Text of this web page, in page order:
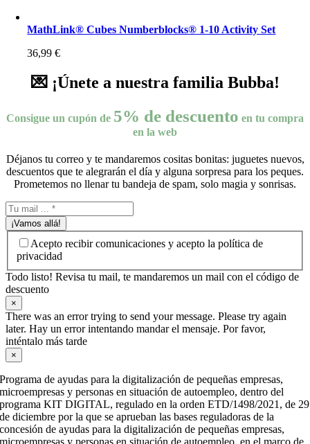
MathLink® Cubes Numberblocks® 1-10 Activity Set
36,99€
💌 ¡Únete a nuestra familia Bubba!
Consigue un cupón de 5% de descuento en tu compra
en la web
Déjanos tu correo y te mandaremos cositas bonitas: juguetes nuevos,
descuentos que te alegrarán el día y alguna sorpresa para los peques.
Prometemos no llenar tu bandeja de spam, solo magia y sonrisas.
¡Vamos allá!
Acepto recibir comunicaciones y acepto la política de
privacidad
Todo listo! Revisa tu mail, te mandaremos un mail con el código de
descuento
×
There was an error trying to send your message. Please try again
later. Hay un error intentando mandar el mensaje. Por favor,
inténtalo más tarde
×
Programa de ayudas para la digitalización de pequeñas empresas,
microempresas y personas en situación de autoempleo, dentro del
programa KIT DIGITAL, regulado en la orden ETD/1498/2021, de 29
de diciembre por la que se aprueban las bases reguladoras de la
concesión de ayudas para la digitalización de pequeñas empresas,
microempresas y personas en situación de autoempleo, en el marco de